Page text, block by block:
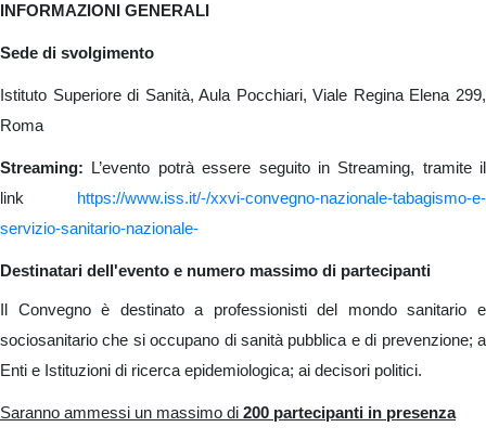
INFORMAZIONI GENERALI
Sede di svolgimento
Istituto Superiore di Sanità, Aula Pocchiari, Viale Regina Elena 299,
Roma
Streaming: L’evento potrà essere seguito in Streaming, tramite il
link
https://www.iss.it/-/xxvi-convegno-nazionale-tabagismo-e-
servizio-sanitario-nazionale-
Destinatari dell'evento e numero massimo di partecipanti
Il Convegno è destinato a professionisti del mondo sanitario e
sociosanitario che si occupano di sanità pubblica e di prevenzione; a
Enti e Istituzioni di ricerca epidemiologica; ai decisori politici.
Saranno ammessi un massimo di 200 partecipanti in presenza